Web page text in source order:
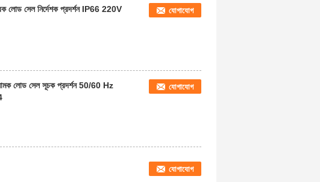
লোড সেল নির্দেশক প্রদর্শন IP66 220V
যোগাযোগ
লোড সেল সূচক প্রদর্শন 50/60 Hz
যোগাযোগ
যোগাযোগ